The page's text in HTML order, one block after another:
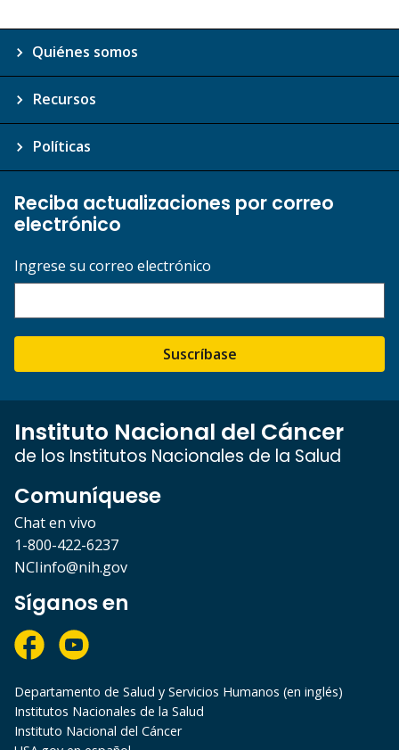
Quiénes somos
Recursos
Políticas
Reciba actualizaciones por correo
electrónico
Ingrese su correo electrónico
Suscríbase
Instituto Nacional del Cáncer
de los Institutos Nacionales de la Salud
Comuníquese
Chat en vivo
1-800-422-6237
NCIinfo@nih.gov
Síganos en
Departamento de Salud y Servicios Humanos (en inglés)
Institutos Nacionales de la Salud
Instituto Nacional del Cáncer